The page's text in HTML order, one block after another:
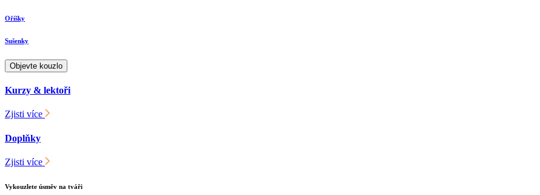
Oříšky
Sušenky
Objevte kouzlo
Kurzy & lektoři
Zjisti více
Doplňky
Zjisti více
Vykouzlete úsměv na tváři